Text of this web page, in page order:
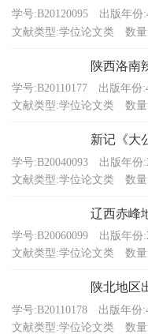
学号:B20120095 出版年份
文献类型:学位论文类
数量
学号:B20110177 出版年份
文献类型:学位论文类
数
学号:B20040093 出版年份
文献类型:学位论文类
数量
学号:B20060099 出版年份
文献类型:学位论文类
数
学号:B20110178 出版年份
文献类型:学位论文类
数量